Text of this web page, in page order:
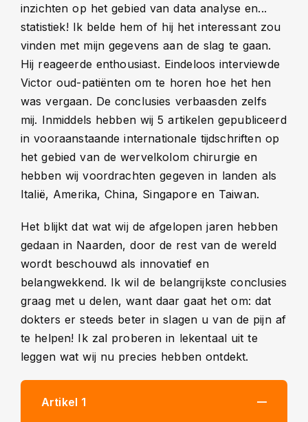
inzichten op het gebied van data analyse en...
statistiek! Ik belde hem of hij het interessant zou
vinden met mijn gegevens aan de slag te gaan.
Hij reageerde enthousiast. Eindeloos interviewde
Victor oud-patiënten om te horen hoe het hen
was vergaan. De conclusies verbaasden zelfs
mij. Inmiddels hebben wij 5 artikelen gepubliceerd
in vooraanstaande internationale tijdschriften op
het gebied van de wervelkolom chirurgie en
hebben wij voordrachten gegeven in landen als
Italië, Amerika, China, Singapore en Taiwan.
Het blijkt dat wat wij de afgelopen jaren hebben
gedaan in Naarden, door de rest van de wereld
wordt beschouwd als innovatief en
belangwekkend. Ik wil de belangrijkste conclusies
graag met u delen, want daar gaat het om: dat
dokters er steeds beter in slagen u van de pijn af
te helpen! Ik zal proberen in lekentaal uit te
leggen wat wij nu precies hebben ontdekt.
Artikel 1